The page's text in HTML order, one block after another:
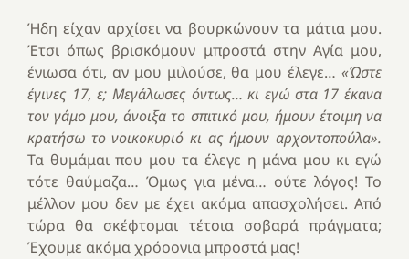
Ήδη είχαν αρχίσει να βουρκώνουν τα μάτια μου.
Έτσι όπως βρισκόμουν μπροστά στην Αγία μου,
ένιωσα ότι, αν μου μιλούσε, θα μου έλεγε… «Ώστε
έγινες 17, ε; Μεγάλωσες όντως… κι εγώ στα 17 έκανα
τον γάμο μου, άνοιξα το σπιτικό μου, ήμουν έτοιμη να
κρατήσω το νοικοκυριό κι ας ήμουν αρχοντοπούλα».
Τα θυμάμαι που μου τα έλεγε η μάνα μου κι εγώ
τότε θαύμαζα… Όμως για μένα… ούτε λόγος! Το
μέλλον μου δεν με έχει ακόμα απασχολήσει. Από
τώρα θα σκέφτομαι τέτοια σοβαρά πράγματα;
Έχουμε ακόμα χρόοονια μπροστά μας!